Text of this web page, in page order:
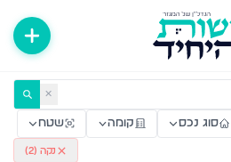
— רשות היחיד ✕
סוג נכס קומה שטח
נקה (2
)